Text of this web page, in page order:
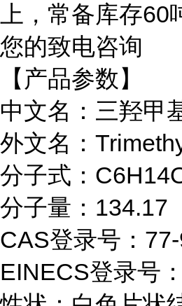
上，常备库存60
您的致电咨询
【产品参数】
中文名：三羟甲
外文名：
分子式：
分子量： 134.17
CAS登录号：
EINECS登录号